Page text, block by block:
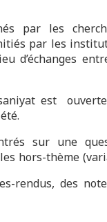
par les
par les
d’échanges
est
sur une
hors-thème
rendus, des